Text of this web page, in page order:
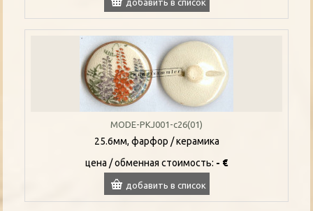
MODE-PKJ001-c26(01)
25.6мм, фарфор / керамика
цена / oбменная стоимость: - €
добавить в список